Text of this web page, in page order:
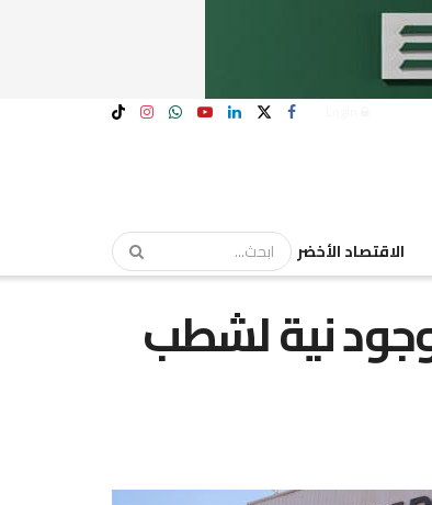
الاقتصاد الأخضر
نية لشطب